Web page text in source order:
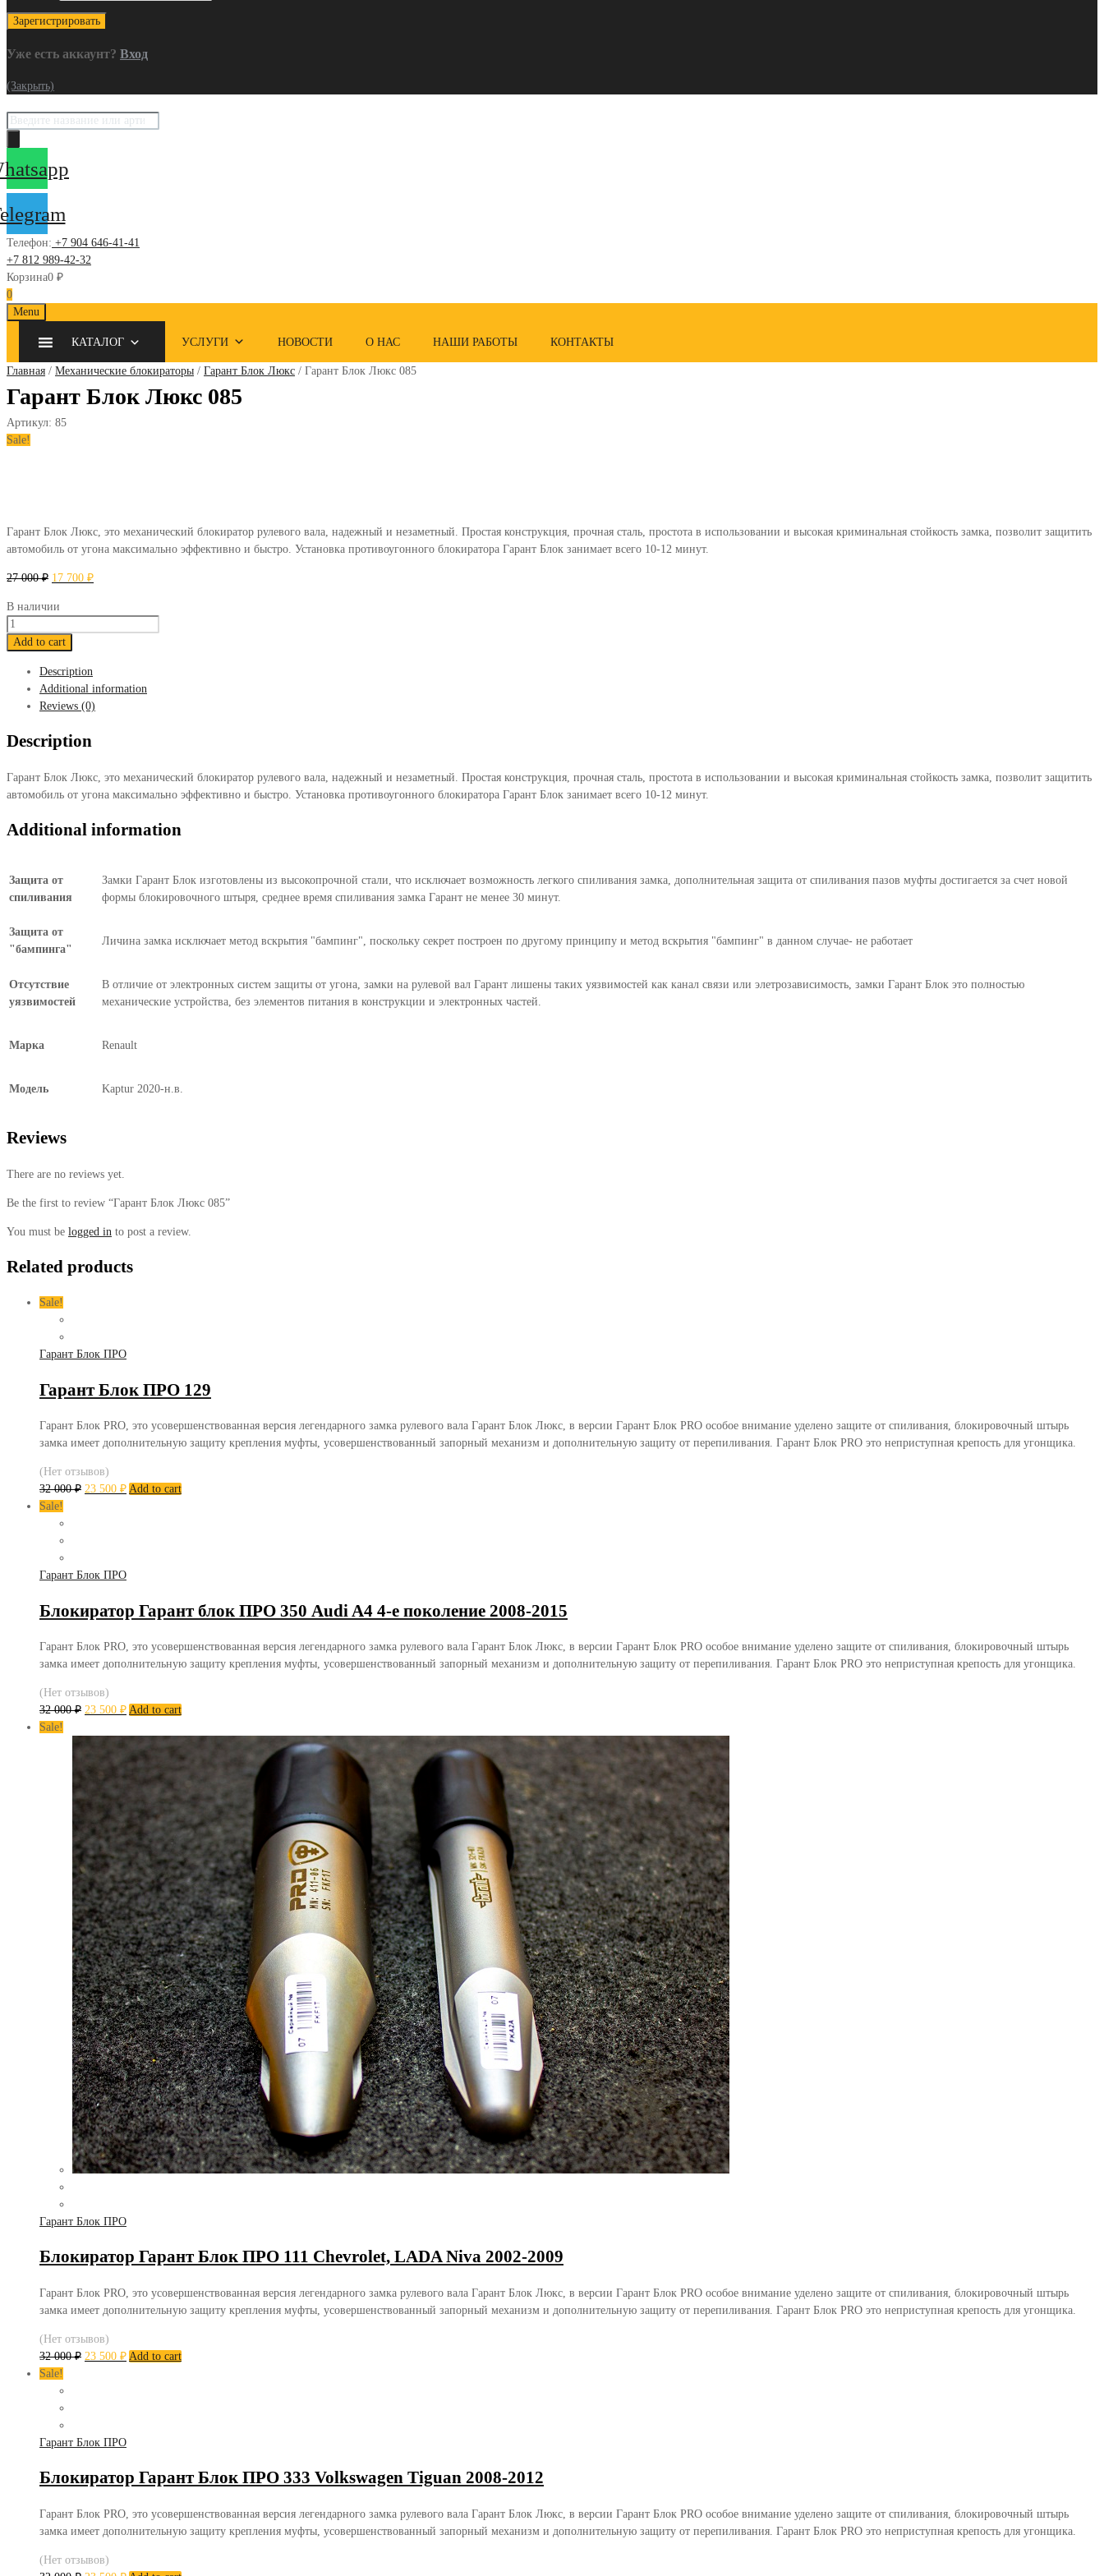
Уже есть аккаунт? Вход
(Закрыть)
Поиск
Телефон: +7 904 646-41-41
+7 812 989-42-32
Корзина0 ₽
0
Skip
content
Menu
КАТАЛОГ УСЛУГИ НОВОСТИ О НАС НАШИ РАБОТЫ КОНТАКТЫ
Главная / Механические блокираторы / Гарант Блок Люкс / Гарант Блок Люкс 085
Гарант Блок Люкс 085
Артикул: 85
Sale!
Гарант Блок Люкс, это механический блокиратор рулевого вала, надежный и незаметный. Простая конструкция, прочная сталь, простота в использовании и высокая криминальная стойкость замка, позволит защитить
автомобиль от угона максимально эффективно и быстро. Установка противоугонного блокиратора Гарант Блок занимает всего 10-12 минут.
27 000₽ 17 700 ₽
В наличии
Гарант
Блок
quantity
Add to cart
Description
Additional information
Reviews (0)
Description
Гарант Блок Люкс, это механический блокиратор рулевого вала, надежный и незаметный. Простая конструкция, прочная сталь, простота в использовании и высокая криминальная стойкость замка, позволит защитить
автомобиль от угона максимально эффективно и быстро. Установка противоугонного блокиратора Гарант Блок занимает всего 10-12 минут.
Additional information
Защита от
спиливания
Замки Гарант Блок изготовлены из высокопрочной стали, что исключает возможность легкого спиливания замка, дополнительная защита от спиливания пазов муфты достигается за счет новой
формы блокировочного штыря, среднее время спиливания замка Гарант не менее 30 минут.
Защита от
"бампинга"
Личина замка исключает метод вскрытия "бампинг", поскольку секрет построен по другому принципу и метод вскрытия "бампинг" в данном случае- не работает
Отсутствие
уязвимостей
В отличие от электронных систем защиты от угона, замки на рулевой вал Гарант лишены таких уязвимостей как канал связи или элетрозависимость, замки Гарант Блок это полностью
механические устройства, без элементов питания в конструкции и электронных частей.
Марка Renault
Модель Kaptur 2020-н.в.
Reviews
There are no reviews yet.
Be the first to review “Гарант Блок Люкс 085”
You must be logged in to post a review.
Related products
Sale!
Гарант Блок ПРО
Гарант Блок ПРО 129
Гарант Блок PRO, это усовершенствованная версия легендарного замка рулевого вала Гарант Блок Люкс, в версии Гарант Блок PRO особое внимание уделено защите от спиливания, блокировочный штырь
замка имеет дополнительную защиту крепления муфты, усовершенствованный запорный механизм и дополнительную защиту от перепиливания. Гарант Блок PRO это неприступная крепость для угонщика.
(Нет отзывов)
32 000₽ 23 500 ₽ Add to cart
Sale!
Гарант Блок ПРО
Блокиратор Гарант блок ПРО 350 Audi A4 4-е поколение 2008-2015
Гарант Блок PRO, это усовершенствованная версия легендарного замка рулевого вала Гарант Блок Люкс, в версии Гарант Блок PRO особое внимание уделено защите от спиливания, блокировочный штырь
замка имеет дополнительную защиту крепления муфты, усовершенствованный запорный механизм и дополнительную защиту от перепиливания. Гарант Блок PRO это неприступная крепость для угонщика.
(Нет отзывов)
32 000₽ 23 500 ₽ Add to cart
Sale!
Гарант Блок ПРО
Блокиратор Гарант Блок ПРО 111 Chevrolet, LADA Niva 2002-2009
Гарант Блок PRO, это усовершенствованная версия легендарного замка рулевого вала Гарант Блок Люкс, в версии Гарант Блок PRO особое внимание уделено защите от спиливания, блокировочный штырь
замка имеет дополнительную защиту крепления муфты, усовершенствованный запорный механизм и дополнительную защиту от перепиливания. Гарант Блок PRO это неприступная крепость для угонщика.
(Нет отзывов)
32 000₽ 23 500 ₽ Add to cart
Sale!
Гарант Блок ПРО
Блокиратор Гарант Блок ПРО 333 Volkswagen Tiguan 2008-2012
Гарант Блок PRO, это усовершенствованная версия легендарного замка рулевого вала Гарант Блок Люкс, в версии Гарант Блок PRO особое внимание уделено защите от спиливания, блокировочный штырь
замка имеет дополнительную защиту крепления муфты, усовершенствованный запорный механизм и дополнительную защиту от перепиливания. Гарант Блок PRO это неприступная крепость для угонщика.
(Нет отзывов)